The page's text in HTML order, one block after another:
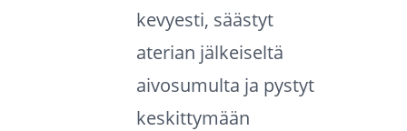
kevyesti, säästyt
aterian jälkeiseltä
aivosumulta ja pystyt
keskittymään